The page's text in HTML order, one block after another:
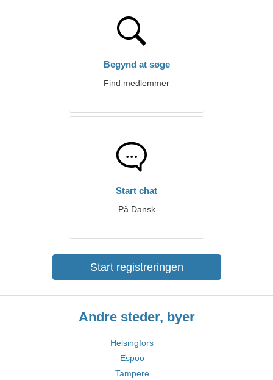
Begynd at søge
Find medlemmer
Start chat
På Dansk
Start registreringen
Andre steder, byer
Helsingfors
Espoo
Tampere